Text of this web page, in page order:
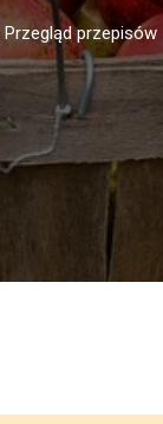
Przegląd przepisów